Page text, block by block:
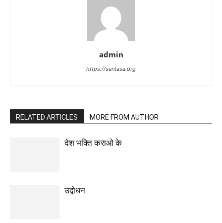
admin
https://santasa.org
RELATED ARTICLES MORE FROM AUTHOR
देश भक्ति कराओ के
उद्बोधन